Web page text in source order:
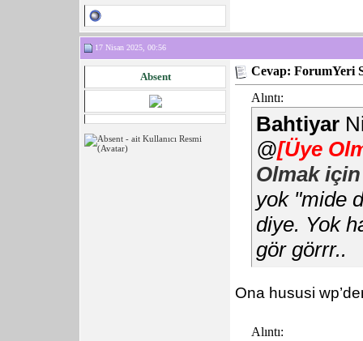
17 Nisan 2025, 00:56
Absent
Cevap: ForumYeri
Alıntı:
Bahtiyar
@[Üye
Olmak
yok "mide
diye. Yok
gör görrr..
Ona hususi
Alıntı: